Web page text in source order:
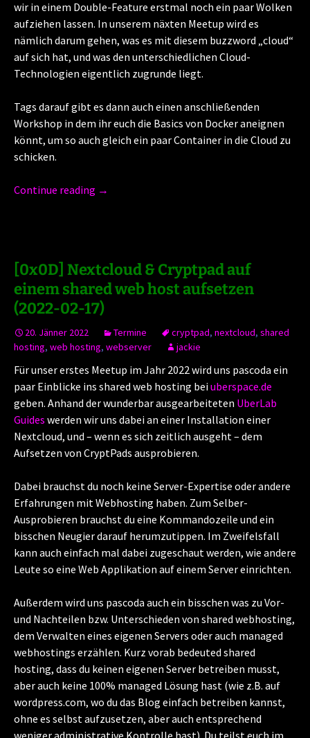
wir in einem Double-Feature erstmal noch ein paar Wolken
aufziehen lassen. In unserem näxten Meetup wird es
nämlich darum gehen, was es mit diesem buzzword „cloud“
auf sich hat, und was den unterschiedlichen Cloud-
Technologien eigentlich zugrunde liegt.
Tags darauf gibt es dann auch einen anschließenden
Workshop in dem ihr euch die Basics von Docker aneignen
könnt, um so auch gleich ein paar Container in die Cloud zu
schicken.
Continue reading →
[0x0D] Nextcloud & Cryptpad auf
einem shared web host aufsetzen
(2022-02-17)
20. Jänner 2022 Termine cryptpad, nextcloud, shared
hosting, web hosting, webserver jackie
Für unser erstes Meetup im Jahr 2022 wird uns pascoda ein
paar Einblicke ins shared web hosting beiuberspace.de
geben. Anhand der wunderbar ausgearbeiteten UberLab
Guides werden wir uns dabei an einer Installation einer
Nextcloud, und – wenn es sich zeitlich ausgeht – dem
Aufsetzen von CryptPads ausprobieren.
Dabei brauchst du noch keine Server-Expertise oder andere
Erfahrungen mit Webhosting haben. Zum Selber-
Ausprobieren brauchst du eine Kommandozeile und ein
bisschen Neugier darauf herumzutippen. Im Zweifelsfall
kann auch einfach mal dabei zugeschaut werden, wie andere
Leute so eine Web Applikation auf einem Server einrichten.
Außerdem wird uns pascoda auch ein bisschen was zu Vor-
und Nachteilen bzw. Unterschieden von shared webhosting,
dem Verwalten eines eigenen Servers oder auch managed
webhostings erzählen. Kurz vorab bedeuted shared
hosting, dass du keinen eigenen Server betreiben musst,
aber auch keine 100% managed Lösung hast (wie z.B. auf
wordpress.com, wo du das Blog einfach betreiben kannst,
ohne es selbst aufzusetzen, aber auch entsprechend
weniger administrative Kontrolle hast). Du teilst euch im